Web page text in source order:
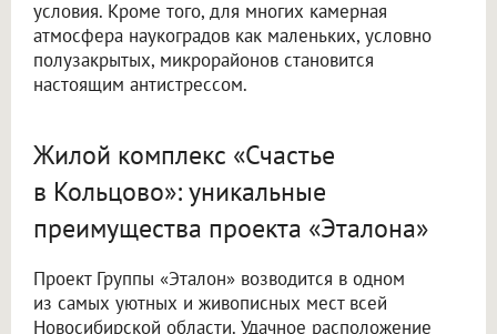
условия. Кроме того, для многих камерная
атмосфера наукоградов как маленьких, условно
полузакрытых, микрорайонов становится
настоящим антистрессом.
Жилой комплекс «Счастье
в Кольцово»: уникальные
преимущества проекта «Эталона»
Проект Группы «Эталон» возводится в одном
из самых уютных и живописных мест всей
Новосибирской области. Удачное расположение